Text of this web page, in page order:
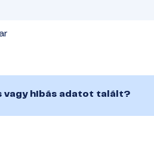
vagy hibás adatot talált?